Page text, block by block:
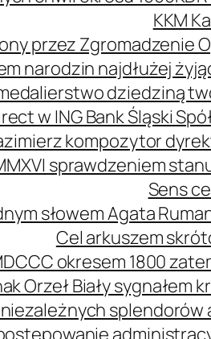
KKM
przez Zgromadzenie
narodzin najdłużej
dziedziną
w ING Bank Śląski
kompozytor
sprawdzeniem
Sens
słowem Agata
Cel arkuszem
okresem 1800
Orzeł Biały